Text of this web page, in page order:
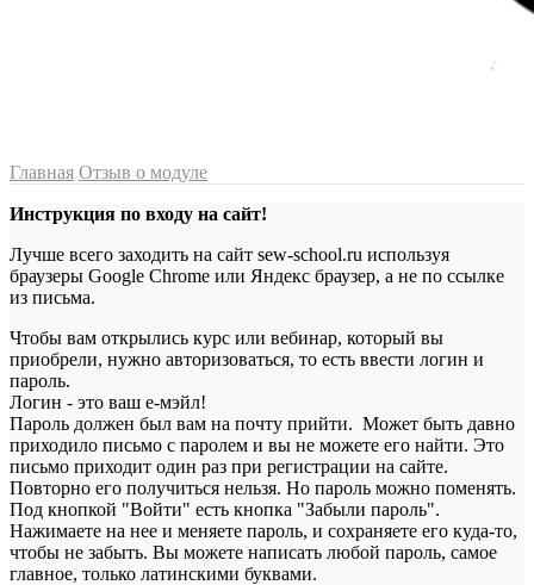
Главная Отзыв о модуле
Инструкция по входу на сайт!
Лучше всего заходить на сайт sew-school.ru используя
браузеры Google Chrome или Яндекс браузер, а не по ссылке
из письма.
Чтобы вам открылись курс или вебинар, который вы
приобрели, нужно авторизоваться, то есть ввести логин и
пароль.
Логин - это ваш е-мэйл!
Пароль должен был вам на почту прийти. Может быть давно
приходило письмо с паролем и вы не можете его найти. Это
письмо приходит один раз при регистрации на сайте.
Повторно его получиться нельзя. Но пароль можно поменять.
Под кнопкой "Войти" есть кнопка "Забыли пароль".
Нажимаете на нее и меняете пароль, и сохраняете его куда-то,
чтобы не забыть. Вы можете написать любой пароль, самое
главное, только латинскими буквами.